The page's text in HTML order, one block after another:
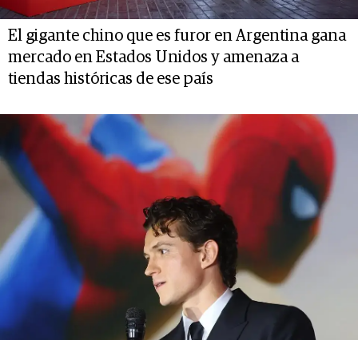
El gigante chino que es furor en Argentina gana
mercado en Estados Unidos y amenaza a
tiendas históricas de ese país